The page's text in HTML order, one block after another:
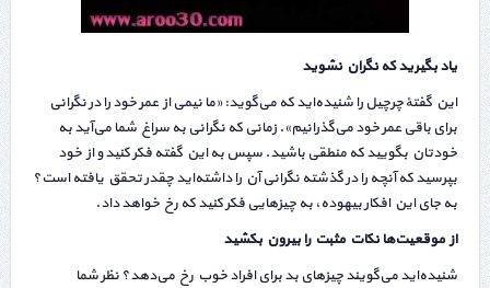
یاد بگیرید که نگران نشوید
این گفتهٔ چرچیل را شنیده‌اید که می‌گوید: «ما نیمی از عمر خود را در نگرانی
برای باقی عمر خود می‌گذرانیم». زمانی که نگرانی به سراغ شما می‌آید به
خودتان بگویید که منطقی باشید. سپس به این گفته فکر کنید و از خود
بپرسید که آنچه را در گذشته نگرانی آن را داشته‌اید چقدر تحقق یافته است؟
به جای این افکار بیهوده، به چیزهایی فکر کنید که رخ خواهد داد.
از موقعیت‌ها نکات مثبت را بیرون بکشید
شنیده‌اید می‌گویند چیزهای بد برای افراد خوب رخ می‌دهد؟ نظر شما